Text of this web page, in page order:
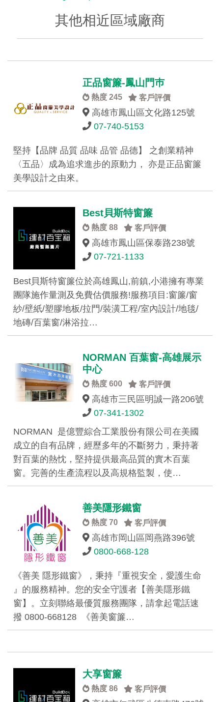
其他相近區域廠商
正品窗簾-鳳山門巿
熱度 245 客戶評價
高雄市鳳山區文化路125號
07-740-5153
堅持【品牌 品質 品味 品管 品德】 之創業精神
〈五品〉成為追求進步的原動力， 亦是正品窗簾
美學設計之由來。
Best貝斯特窗簾
熱度 88 客戶評價
高雄市鳳山區保泰路238號
07-721-1133
Best貝斯特窗簾位於高雄鳳山,前鎮,小港擁有專業
團隊施作量測及免費估價服務!服務項目:窗簾/窗
紗/壁紙/塑膠地板/拉門/裝潢工程/室內設計/地毯/
地磚/百葉窗/淋浴拉…
NORMAN 百葉窗-高雄展示
中心
熱度 600 客戶評價
高雄市三民區明誠一路206號
07-341-1302
NORMAN 是億豐綜合工業股份有限公司在美國
成立的自有品牌，經歷多年的不斷努力，秉持著
對百葉的熱忱，堅持提供最高品質的實木百葉
窗。完善的生產流程以及高規格監製，使…
善美隱形鐵窗
熱度 70 客戶評價
高雄市岡山區岡燕路396號
0800-668-128
《善美 隱形鐵窗》，秉持『重視安全，愛護生命
』的服務精神。您的安全守護者【善美隱形鐵
窗】。立刻聯絡最優質服務團隊，請拿起電話速
撥 0800-668128 《善美窗簾…
大享窗簾
熱度 86 客戶評價